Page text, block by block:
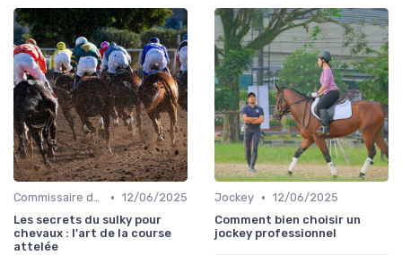
Commissaire de course • 12/06/2025
Les secrets du sulky pour
chevaux : l'art de la course
attelée
Jockey • 12/06/2025
Comment bien choisir un
jockey professionnel